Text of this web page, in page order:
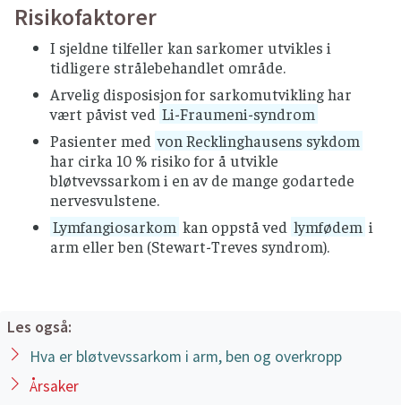
Risikofaktorer
I sjeldne tilfeller kan sarkomer utvikles i
tidligere strålebehandlet område.
Arvelig disposisjon for sarkomutvikling har
vært påvist ved Li-Fraumeni-syndrom
Pasienter med von Recklinghausens sykdom
har cirka 10 % risiko for å utvikle
bløtvevssarkom i en av de mange godartede
nervesvulstene.
Lymfangiosarkom kan oppstå ved lymfødem i
arm eller ben (Stewart-Treves syndrom).
Les også:
Hva er bløtvevssarkom i arm, ben og overkropp
Årsaker